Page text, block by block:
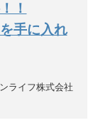
！
手に入れ
ライフ株式会社